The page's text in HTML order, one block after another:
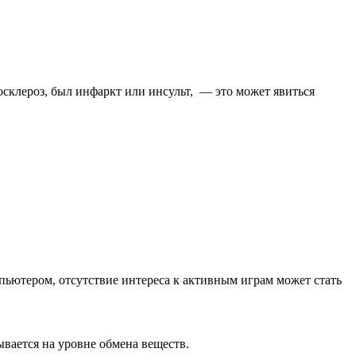
был инфаркт или инсульт, — это может явиться
отсутствие интереса к активным играм может стать
на уровне обмена веществ.